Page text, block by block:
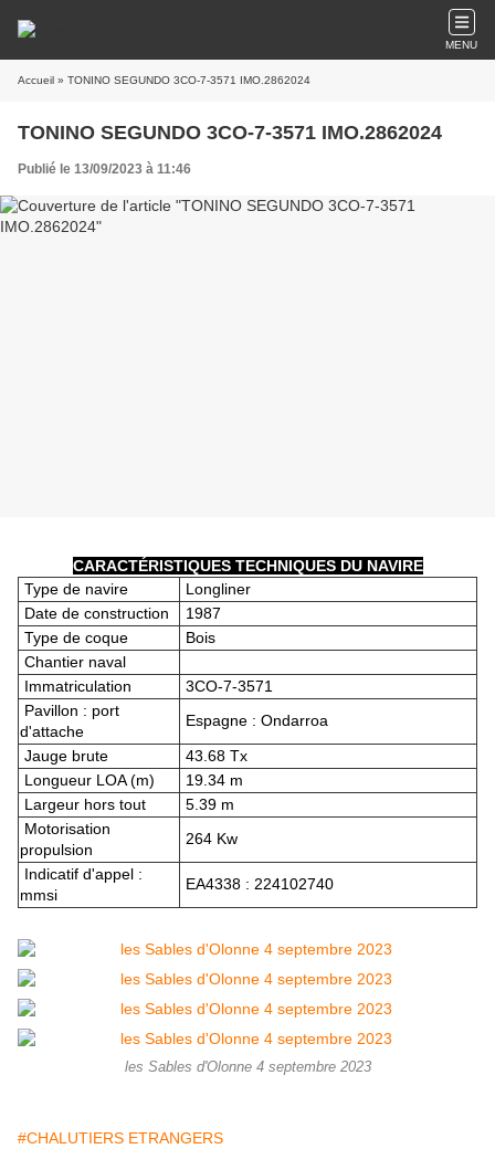
MENU
Accueil » TONINO SEGUNDO 3CO-7-3571 IMO.2862024
TONINO SEGUNDO 3CO-7-3571 IMO.2862024
Publié le 13/09/2023 à 11:46
CARACTÉRISTIQUES TECHNIQUES DU NAVIRE
Type de navire
Longliner
Date de construction
1987
Type de coque
Bois
Chantier naval
Immatriculation
3CO-7-3571
Pavillon : port
d'attache
Espagne : Ondarroa
Jauge brute
43.68 Tx
Longueur LOA (m)
19.34 m
Largeur hors tout
5.39 m
Motorisation
propulsion
264 Kw
Indicatif d'appel :
mmsi
EA4338 : 224102740
les Sables d'Olonne 4 septembre 2023
#CHALUTIERS ETRANGERS